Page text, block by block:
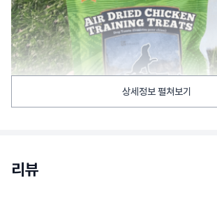
상세정보 펼쳐보기
리뷰